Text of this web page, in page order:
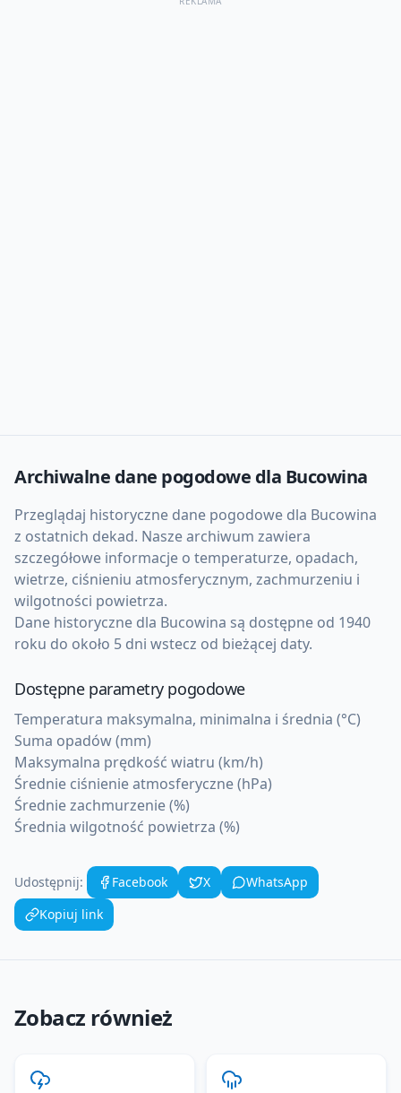
Archiwalne dane pogodowe dla Bucowina
Przeglądaj historyczne dane pogodowe dla Bucowina
z ostatnich dekad. Nasze archiwum zawiera
szczegółowe informacje o temperaturze, opadach,
wietrze, ciśnieniu atmosferycznym, zachmurzeniu i
wilgotności powietrza.
Dane historyczne dla Bucowina są dostępne od 1940
roku do około 5 dni wstecz od bieżącej daty.
Dostępne parametry pogodowe
Temperatura maksymalna, minimalna i średnia (°C)
Suma opadów (mm)
Maksymalna prędkość wiatru (km/h)
Średnie ciśnienie atmosferyczne (hPa)
Średnie zachmurzenie (%)
Średnia wilgotność powietrza (%)
Udostępnij: Facebook X
WhatsApp
Kopiuj link
Zobacz również